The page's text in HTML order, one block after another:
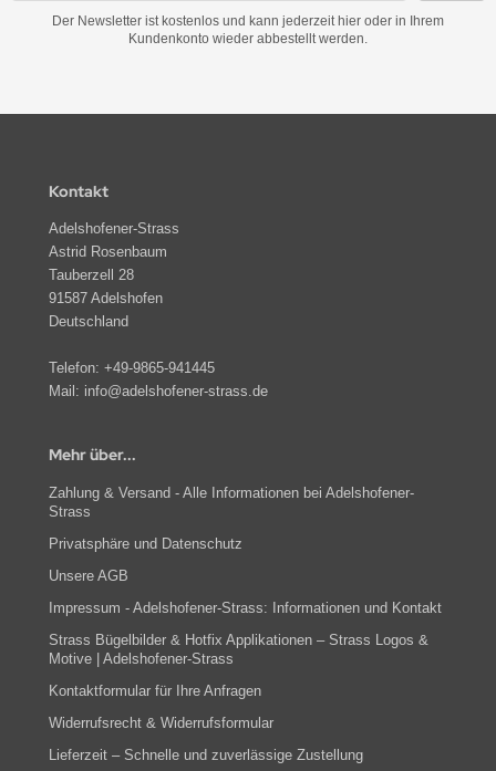
Der Newsletter ist kostenlos und kann jederzeit hier oder in Ihrem
Kundenkonto wieder abbestellt werden.
Kontakt
Adelshofener-Strass
Astrid Rosenbaum
Tauberzell 28
91587 Adelshofen
Deutschland
Telefon: +49-9865-941445
Mail: info@adelshofener-strass.de
Mehr über...
Zahlung & Versand - Alle Informationen bei Adelshofener-
Strass
Privatsphäre und Datenschutz
Unsere AGB
Impressum - Adelshofener-Strass: Informationen und Kontakt
Strass Bügelbilder & Hotfix Applikationen – Strass Logos &
Motive | Adelshofener-Strass
Kontaktformular für Ihre Anfragen
Widerrufsrecht & Widerrufsformular
Lieferzeit – Schnelle und zuverlässige Zustellung